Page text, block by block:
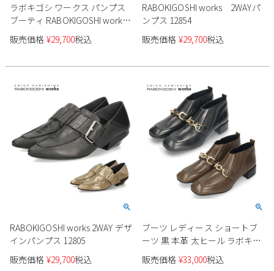
ラボキゴシ ワークス パンプス
ブーティ RABOKIGOSHI works
レディース 12792 靴 ポインテッ
ドトウ 7cm 本革 日本製
販売価格 ¥29,700税込
RABOKIGOSHI works 2WAYパ
ンプス 12854
販売価格 ¥29,700税込
RABOKIGOSHI works 2WAY デザ
インパンプス 12805
販売価格 ¥29,700税込
ブーツ レディース ショートブ
ーツ 黒 本革 太ヒール ラボキゴ
シ ワークス チェーンビット付
き ブーティ 12794 ブラック カ
販売価格 ¥33,000税込